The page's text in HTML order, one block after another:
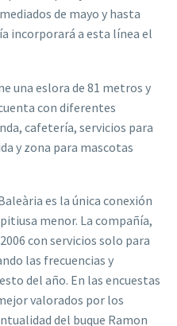
de mayo y hasta
incorporará a esta línea el
una eslora de 81 metros y
con diferentes
cafetería, servicios para
y zona para mascotas
es la única conexión
menor. La compañía,
con servicios solo para
las frecuencias y
del año. En las encuestas
valorados por los
del buque Ramon